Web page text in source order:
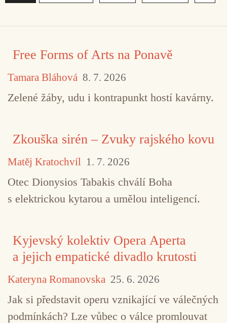
TAGY Conrad Sound Humbler improvizace
Free Forms of Arts na Ponavě
Tamara Bláhová 8. 7. 2026
Zelené žáby, udu i kontrapunkt hostí kavárny.
Zkouška sirén – Zvuky rajského kovu
Matěj Kratochvíl 1. 7. 2026
Otec Dionysios Tabakis chválí Boha
s elektrickou kytarou a umělou inteligencí.
Kyjevský kolektiv Opera Aperta
a jejich empatické divadlo krutosti
Kateryna Romanovska 25. 6. 2026
Jak si představit operu vznikající ve válečných
podmínkách? Lze vůbec o válce promlouvat